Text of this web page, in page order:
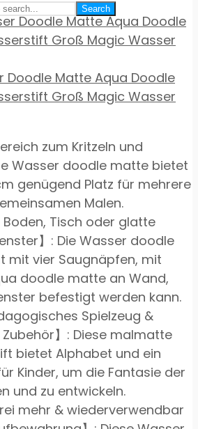
Search
Doodle Matte Aqua Doodle
Groß Magic Wasser
zum Kritzeln und
Wasser doodle matte bietet
genügend Platz für mehrere
Malen.
Boden, Tisch oder glatte
】: Die Wasser doodle
mit vier Saugnäpfen, mit
doodle matte an Wand,
befestigt werden kann.
Spielzeug &
】: Diese malmatte
bietet Alphabet und ein
Kinder, um die Fantasie der
und zu entwickeln.
mehr & wiederverwendbar